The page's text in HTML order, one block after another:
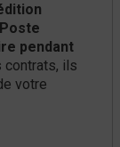
pendant
contrats, ils
votre